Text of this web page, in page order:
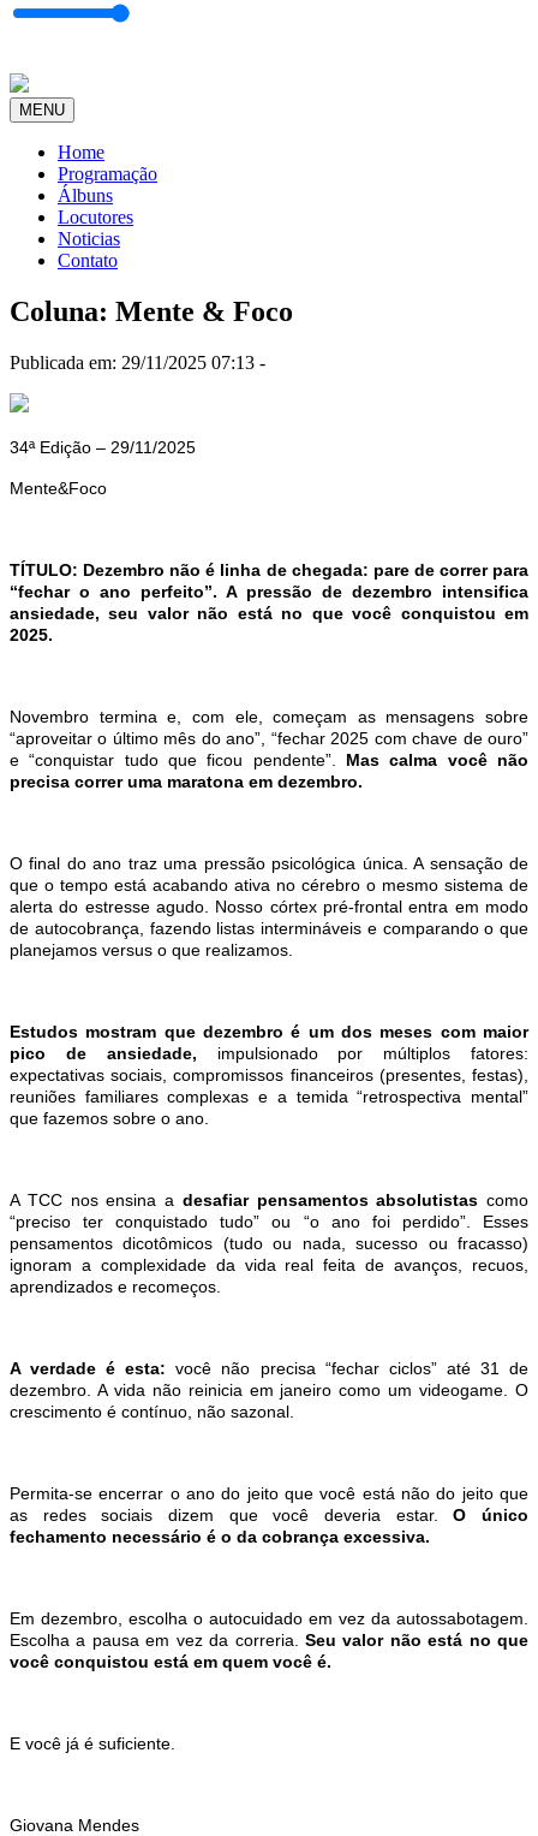
MENU
Home
Programação
Álbuns
Locutores
Noticias
Contato
Coluna: Mente & Foco
Publicada em: 29/11/2025 07:13 -
34ª Edição – 29/11/2025
Mente&Foco
TÍTULO: Dezembro nãoé linha de chegada: pare de correr para
“fechar o ano perfeito”. A pressão de dezembro intensifica
ansiedade, seu valor não está no que você conquistou em
2025.
Novembro termina e, com ele, começam as mensagens sobre
“aproveitar o último mês do ano”, “fechar 2025 com chave de ouro”
e“conquistar tudo que ficou pendente”. Mas calma você não
precisa correr uma maratona em dezembro.
O final do ano traz uma pressão psicológica única. A sensação de
que o tempo está acabando ativa no cérebro o mesmo sistema de
alerta do estresse agudo. Nosso córtex pré-frontal entra em modo
de autocobrança, fazendo listas intermináveis e comparando o que
planejamos versus o que realizamos.
Estudos mostram que dezembroé um dos meses com maior
pico de ansiedade, impulsionado por múltiplos fatores:
expectativas sociais, compromissos financeiros (presentes, festas),
reuniões familiares complexas e a temida“retrospectiva mental”
que fazemos sobre o ano.
A TCC nos ensina a desafiar pensamentos absolutistas como
“preciso ter conquistado tudo” ou “o ano foi perdido”. Esses
pensamentos dicotômicos (tudo ou nada, sucesso ou fracasso)
ignoram a complexidade da vida real feita de avanços, recuos,
aprendizados e recomeços.
A verdadeéesta: você não precisa “fechar ciclos” até 31 de
dezembro. A vida não reinicia em janeiro como um videogame. O
crescimento é contínuo, não sazonal.
Permita-se encerrar o ano do jeito que você está não do jeito que
as redes sociais dizem que vocêdeveria estar.Oúnico
fechamento necessário é o da cobrança excessiva.
Em dezembro, escolha o autocuidado em vez da autossabotagem.
Escolha a pausa em vez da correria. Seu valor não está no que
você conquistou está em quem você é.
E você já é suficiente.
Giovana Mendes